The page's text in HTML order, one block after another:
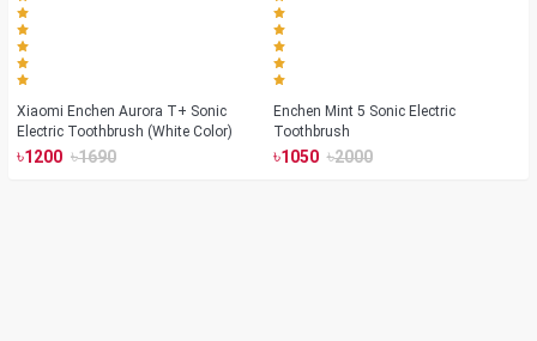
Xiaomi Enchen Aurora T+ Sonic
Electric Toothbrush (White Color)
৳1200 ৳1690
Enchen Mint 5 Sonic Electric
Toothbrush
৳1050 ৳2000